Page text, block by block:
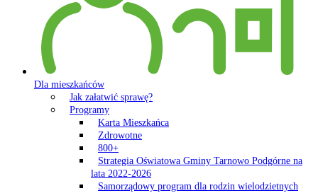
Dla mieszkańców
Jak załatwić sprawę?
Programy
Karta Mieszkańca
Zdrowotne
800+
Strategia Oświatowa Gminy Tarnowo Podgórne na
lata 2022-2026
Samorządowy program dla rodzin wielodzietnych